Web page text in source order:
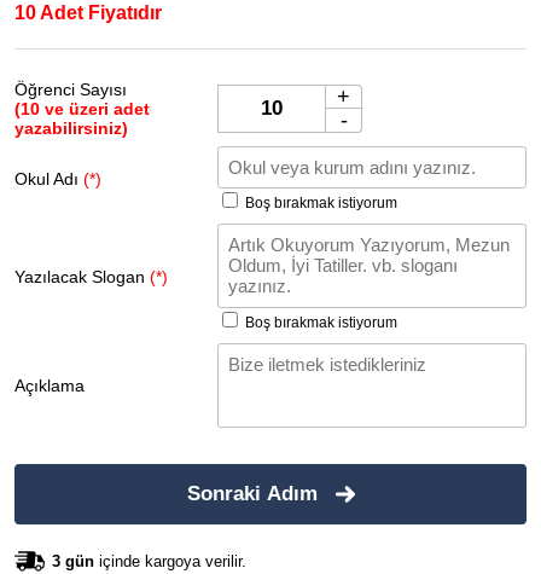
10 Adet Fiyatıdır
Öğrenci Sayısı
(10 ve üzeri adet
yazabilirsiniz)
+
-
Okul Adı (*)
Boş bırakmak istiyorum
Yazılacak Slogan (*)
Boş bırakmak istiyorum
Açıklama
Sonraki Adım
3 gün içinde kargoya verilir.